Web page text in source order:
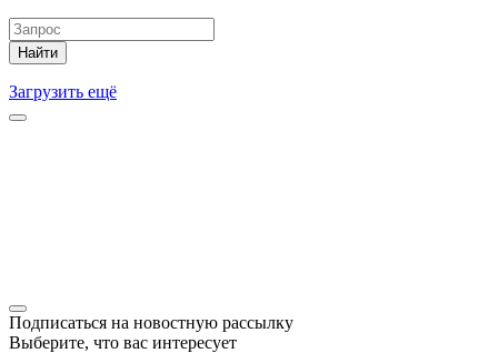
Найти
Загрузить ещё
Подписаться на новостную рассылку
Выберите, что вас интересует